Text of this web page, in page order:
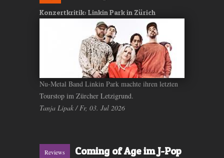
Konzertkritik: Linkin Park in Zürich
Nu-Metal Band Linkin Park machte ihren letzten
Tourstop im Zürcher Letzigrund.
Tanja Lipak / Fr, 03. Jul 2026
Reviews
Coming of Age im J-Pop